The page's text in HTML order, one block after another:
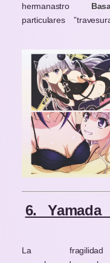
hermanastro
particulares
6.
La fragilidad